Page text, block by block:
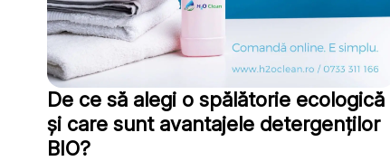
De ce să alegi o spălătorie ecologică
și care sunt avantajele detergenților
BIO?